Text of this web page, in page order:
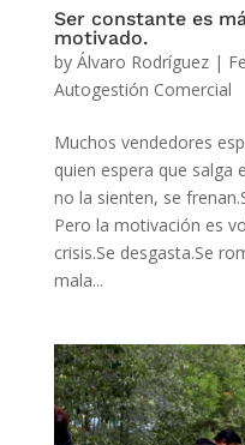
Ser constante es
motivado.
by Álvaro Rodríguez|
Autogestión Comercial
Muchos vendedores
quien espera que salga
no la sienten, se
Pero la motivación es
crisis.Se desgasta.Se
mala...